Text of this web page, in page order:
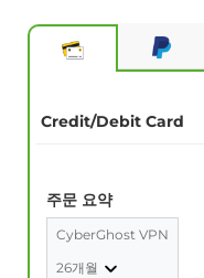
Credit/Debit Card
주문 요약
CyberGhost VPN
26개월